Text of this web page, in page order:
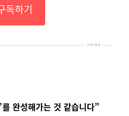
독하기
완성해가는 것 같습니다”